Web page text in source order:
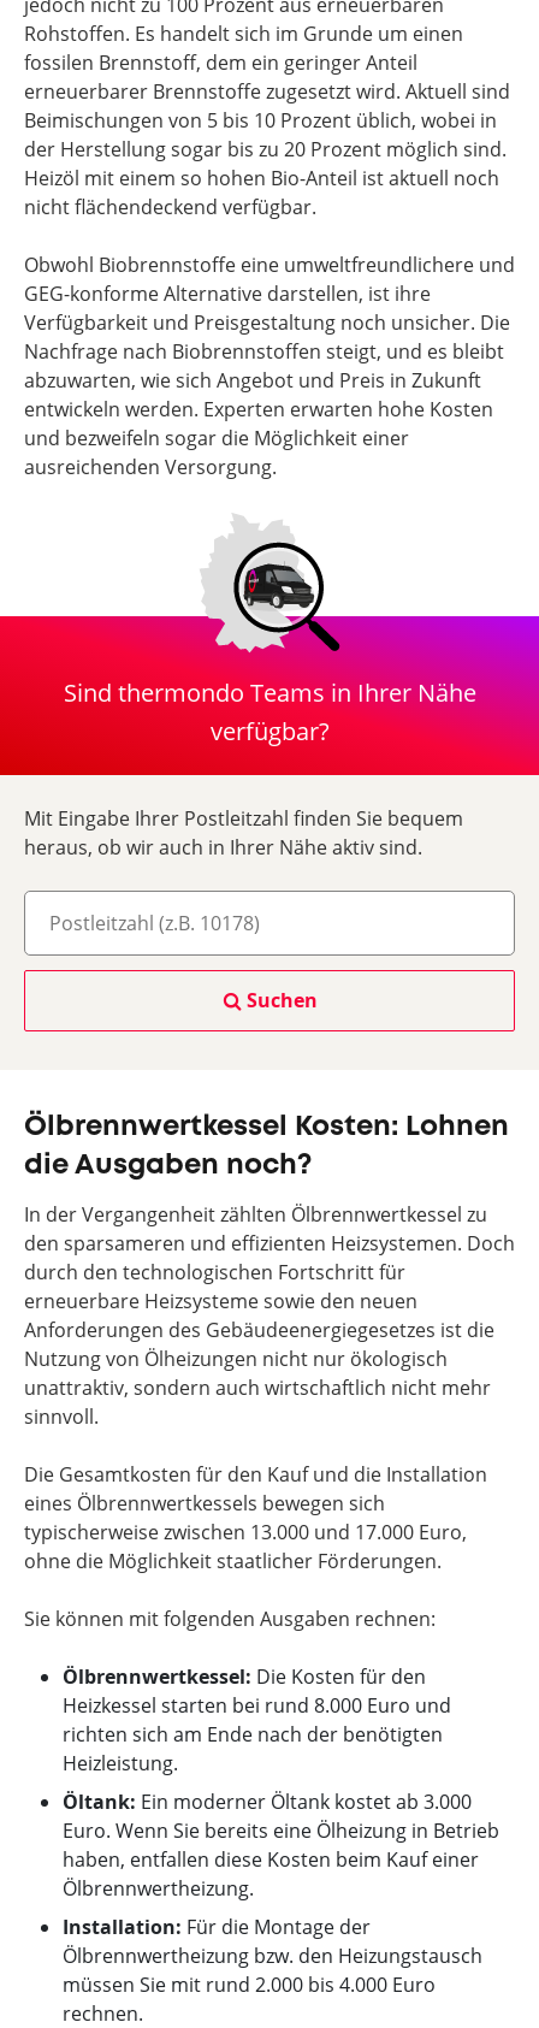
Rohstoffen. Es handelt sich im Grunde um einen
fossilen Brennstoff, dem ein geringer Anteil
erneuerbarer Brennstoffe zugesetzt wird. Aktuell sind
Beimischungen von 5 bis 10 Prozent üblich, wobei in
der Herstellung sogar bis zu 20 Prozent möglich sind.
Heizöl mit einem so hohen Bio-Anteil ist aktuell noch
nicht flächendeckend verfügbar.
Obwohl Biobrennstoffe eine umweltfreundlichere und
GEG-konforme Alternative darstellen, ist ihre
Verfügbarkeit und Preisgestaltung noch unsicher. Die
Nachfrage nach Biobrennstoffen steigt, und es bleibt
abzuwarten, wie sich Angebot und Preis in Zukunft
entwickeln werden. Experten erwarten hohe Kosten
und bezweifeln sogar die Möglichkeit einer
ausreichenden Versorgung.
Sind thermondo Teams in Ihrer Nähe
verfügbar?
Mit Eingabe Ihrer Postleitzahl finden Sie bequem
heraus, ob wir auch in Ihrer Nähe aktiv sind.
Suchen
Ölbrennwertkessel Kosten: Lohnen
die Ausgaben noch?
In der Vergangenheit zählten Ölbrennwertkessel zu
den sparsameren und effizienten Heizsystemen. Doch
durch den technologischen Fortschritt für
erneuerbare Heizsysteme sowie den neuen
Anforderungen des Gebäudeenergiegesetzes ist die
Nutzung von Ölheizungen nicht nur ökologisch
unattraktiv, sondern auch wirtschaftlich nicht mehr
sinnvoll.
Die Gesamtkosten für den Kauf und die Installation
eines Ölbrennwertkessels bewegen sich
typischerweise zwischen 13.000 und 17.000 Euro,
ohne die Möglichkeit staatlicher Förderungen.
Sie können mit folgenden Ausgaben rechnen:
Ölbrennwertkessel: Die Kosten für den
Heizkessel starten bei rund 8.000 Euro und
richten sich am Ende nach der benötigten
Heizleistung.
Öltank: Ein moderner Öltank kostet ab 3.000
Euro. Wenn Sie bereits eine Ölheizung in Betrieb
haben, entfallen diese Kosten beim Kauf einer
Ölbrennwertheizung.
Installation: Für die Montage der
Ölbrennwertheizung bzw. den Heizungstausch
müssen Sie mit rund 2.000 bis 4.000 Euro
rechnen.